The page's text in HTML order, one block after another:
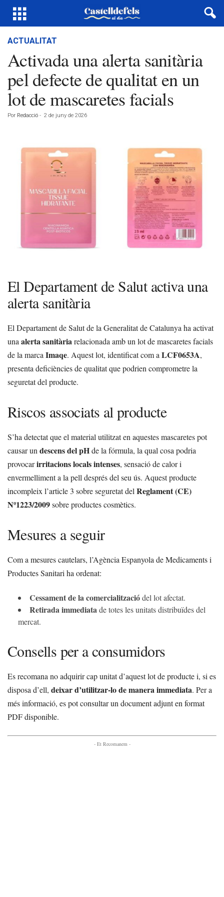
ACTUALITAT
Activada una alerta sanitària
pel defecte de qualitat en un
lot de mascaretes facials
Por Redacció - 2 de juny de 2026
El Departament de Salut activa una
alerta sanitària
El Departament de Salut de la Generalitat de Catalunya ha activat
una alerta sanitàriarelacionada amb un lot de mascaretes facials
de la marca Imaqe. Aquest lot, identificat com a LCF0653A,
presenta deficiències de qualitat que podrien comprometre la
seguretat del producte.
Riscos associats al producte
S’ha detectat que el material utilitzat en aquestes mascaretes pot
causar un descens del pHde la fórmula, la qual cosa podria
provocarirritacions locals intenses, sensació de calor i
envermelliment a la pell després del seu ús. Aquest producte
incompleix l’article 3 sobre seguretat del Reglament (CE)
Nº1223/2009sobre productes cosmètics.
Mesures a seguir
Com a mesures cautelars, l’Agència Espanyola de Medicaments i
Productes Sanitari ha ordenat:
Cessament de la comercialitzaciódel lot afectat.
Retirada immediatade totes les unitats distribuïdes del
mercat.
Consells per a consumidors
Es recomana no adquirir cap unitat d’aquest lot de producte i, si es
disposa d’ell, deixar d’utilitzar-lo de manera immediata. Per a
més informació, es pot consultar un document adjunt en format
PDF disponible.
- Et Recomanem -